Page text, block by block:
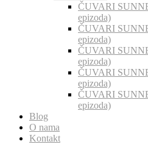
ČUVARI
epizoda)
ČUVARI
epizoda)
ČUVARI
epizoda)
ČUVARI
epizoda)
ČUVARI
epizoda)
Blog
O nama
Kontakt